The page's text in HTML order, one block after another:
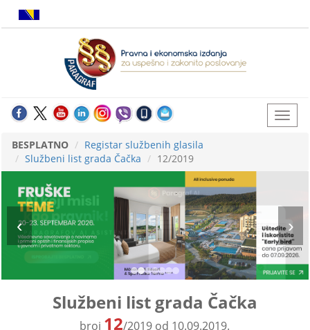
BESPLATNO
Registar službenih glasila
Službeni list grada Čačka
12/2019
Službeni list grada Čačka
broj 12/2019 od 10.09.2019.